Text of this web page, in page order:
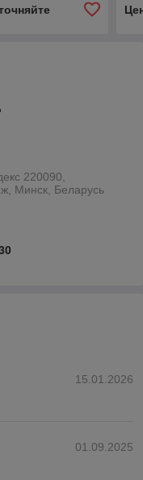
220090,
Минск, Беларусь
15.01.2026
01.09.2025